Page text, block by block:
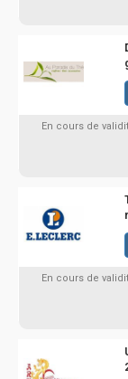
En cours de
En cours de